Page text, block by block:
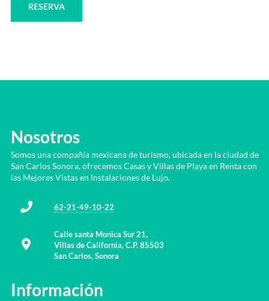
RESERVA
Nosotros
Somos una compañía mexicana de turismo, ubicada en la ciudad de
San Carlos Sonora, ofrecemos Casas y Villas de Playa en Renta con
las Mejores Vistas en Instalaciones de Lujo.
62-21-49-10-22
Calle santa Monica Sur 21,
Villas de California, C.P. 85503
San Carlos, Sonora
Información